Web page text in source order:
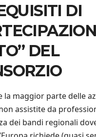
DI
DEL
la maggior parte delle
assistite da
dei bandi regionali